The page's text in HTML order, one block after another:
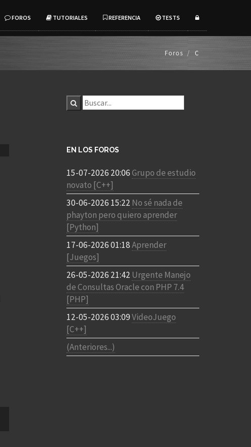
FOROS TUTORIALES REFERENCIA TESTS
Foros C
EN LOS FOROS
15-07-2026 20:06Grupo de estudio
novato [C++]
30-06-2026 15:22 No sé nada de
phayton pero quiero aprender
[Python]
17-06-2026 01:18Aprender
[Juegos]
26-05-2026 21:42 Urgente Manejo
de Consultas Oracle con PHP 7.4
[PHP]
12-05-2026 03:09VideoJuego
[C++]
(Anteriores...)